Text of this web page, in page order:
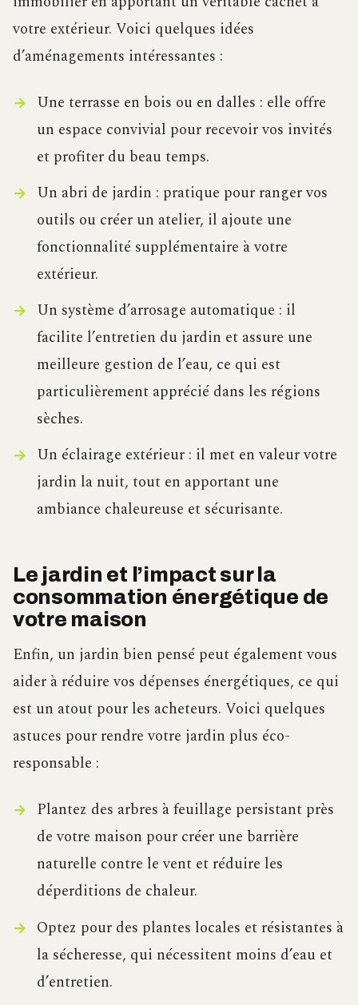
votre extérieur. Voici quelques idées
d’aménagements intéressantes :
Une terrasse en bois ou en dalles : elle offre
un espace convivial pour recevoir vos invités
et profiter du beau temps.
Un abri de jardin : pratique pour ranger vos
outils ou créer un atelier, il ajoute une
fonctionnalité supplémentaire à votre
extérieur.
Un système d’arrosage automatique : il
facilite l’entretien du jardin et assure une
meilleure gestion de l’eau, ce qui est
particulièrement apprécié dans les régions
sèches.
Un éclairage extérieur : il met en valeur votre
jardin la nuit, tout en apportant une
ambiance chaleureuse et sécurisante.
Le jardin et l’impact sur la
consommation énergétique de
votre maison
Enfin, un jardin bien pensé peut également vous
aider à réduire vos dépenses énergétiques, ce qui
est un atout pour les acheteurs. Voici quelques
astuces pour rendre votre jardin plus éco-
responsable :
Plantez des arbres à feuillage persistant près
de votre maison pour créer une barrière
naturelle contre le vent et réduire les
déperditions de chaleur.
Optez pour des plantes locales et résistantes à
la sécheresse, qui nécessitent moins d’eau et
d’entretien.